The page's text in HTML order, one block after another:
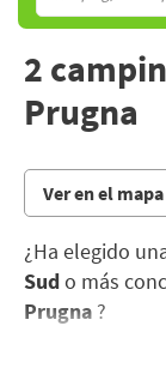
2
Prugna
Ver en el mapa
¿Ha elegido
Sudo más
Prugna ?